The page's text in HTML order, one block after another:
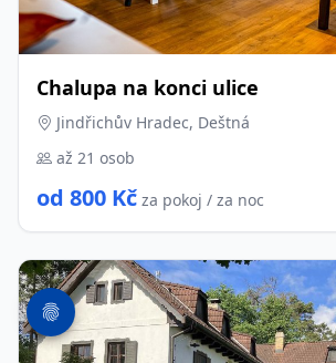
Chalupa na konci ulice
Jindřichův Hradec, Deštná
až 21 osob
od 800 Kč za pokoj / za noc